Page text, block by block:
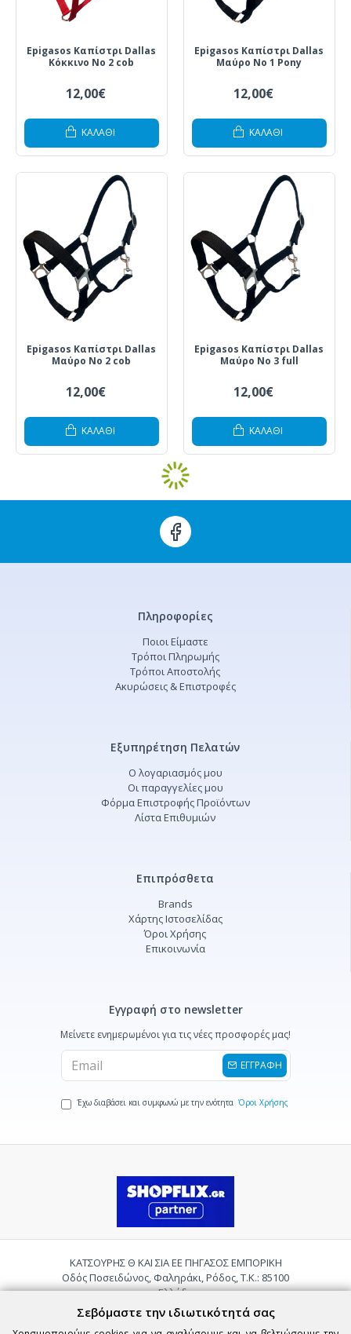
Epigasos Καπίστρι Dallas
Κόκκινο Νο 2 cob
12,00€
ΚΑΛΆΘΙ
Epigasos Καπίστρι Dallas
Μαύρο Νο 1 Pony
12,00€
ΚΑΛΆΘΙ
Epigasos Καπίστρι Dallas
Μαύρο Νο 2 cob
12,00€
ΚΑΛΆΘΙ
Epigasos Καπίστρι Dallas
Μαύρο Νο 3 full
12,00€
ΚΑΛΆΘΙ
Πληροφορίες
Ποιοι Είμαστε
Τρόποι Πληρωμής
Τρόποι Αποστολής
Ακυρώσεις & Επιστροφές
Εξυπηρέτηση Πελατών
Ο λογαριασμός μου
Οι παραγγελίες μου
Φόρμα Επιστροφής Προϊόντων
Λίστα Επιθυμιών
Επιπρόσθετα
Brands
Χάρτης Ιστοσελίδας
Όροι Χρήσης
Επικοινωνία
Εγγραφή στο newsletter
Μείνετε ενημερωμένοι για τις νέες προσφορές μας!
ΕΓΓΡΑΦΗ
Έχω διαβάσει και συμφωνώ με την ενότητα Όροι Χρήσης
ΚΑΤΣΟΥΡΗΣ Θ ΚΑΙ ΣΙΑ ΕΕ ΠΗΓΑΣΟΣ ΕΜΠΟΡΙΚΗ
Οδός Ποσειδώνος, Φαληράκι, Ρόδος, Τ.Κ.: 85100
Ελλάδα
Τηλ.:2241085059
Email:
pigasosemporiki@gmail.com
Σεβόμαστε την ιδιωτικότητά σας